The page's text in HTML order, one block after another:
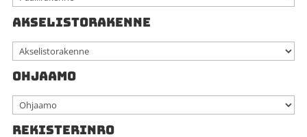
AKSELISTORAKENNE
OHJAAMO
REKISTERINRO